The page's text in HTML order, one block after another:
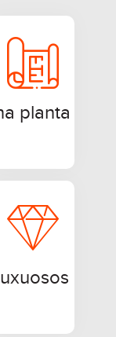
planta